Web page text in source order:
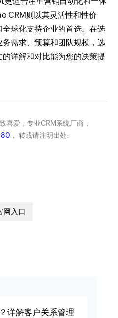
CRM则以其灵活性和性价
球化支持企业的首选。在选
需求、预算和团队规模，选
详解和对比能为您的决策提
喜爱，专业CRM系统厂商，
， 转载请注明出处:
网入口
详解客户关系管理